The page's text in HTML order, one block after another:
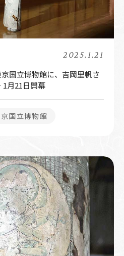
2025.1.21
国立博物館に、吉岡里帆さ
月21日開幕
国立博物館